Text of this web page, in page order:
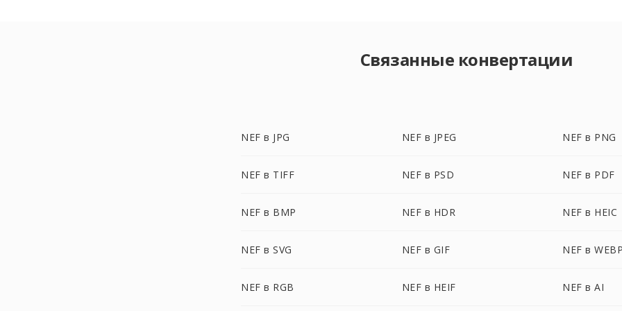
Связанные конвертации
NEF в JPG NEF в JPEG NEF в PNG
NEF в TIFF NEF в PSD NEF в PDF
NEF в BMP NEF в HDR NEF в HEIC
NEF в SVG NEF в GIF NEF в
NEF в RGB NEF в HEIF NEF в AI